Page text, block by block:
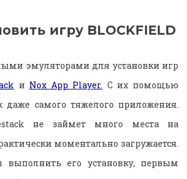
игру BLOCKFIELD
эмуляторами для установки игр
и Nox App Player. С их помощью
даже самого тяжелого приложения.
не займет много места на
моментально загружается.
выполнить его установку, первым